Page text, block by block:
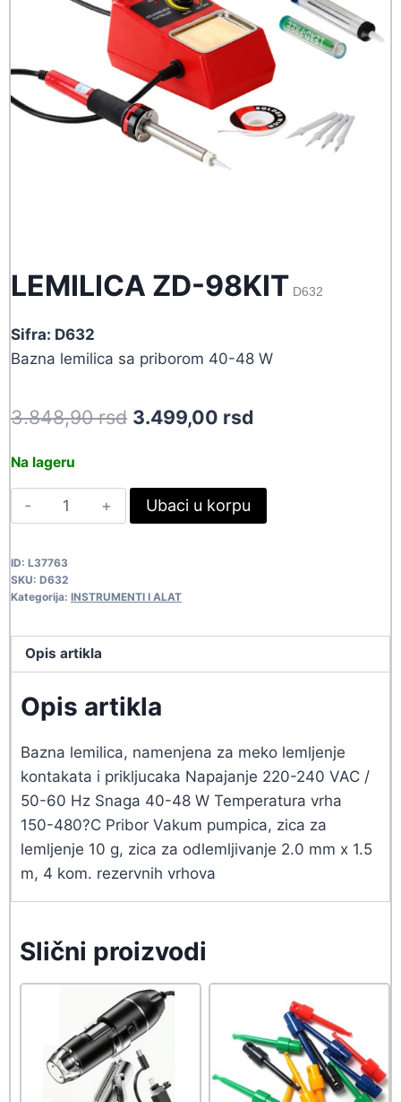
LEMILICA ZD-98KIT D632
Sifra: D632
Bazna lemilica sa priborom 40-48 W
3.848,90rsd Original
3.848,90 rsd.
3.499,00 rsd
Na lageru
LEMILICA
ZD-
D632
quantity
Ubaci u korpu
ID: L37763
SKU: D632
Kategorija: INSTRUMENTI I ALAT
Opis artikla
Opis artikla
Bazna lemilica, namenjena za meko lemljenje
kontakata i prikljucaka Napajanje 220-240 VAC /
50-60 Hz Snaga 40-48 W Temperatura vrha
150-480?C Pribor Vakum pumpica, zica za
lemljenje 10 g, zica za odlemljivanje 2.0 mm x 1.5
m, 4 kom. rezervnih vrhova
Slični proizvodi